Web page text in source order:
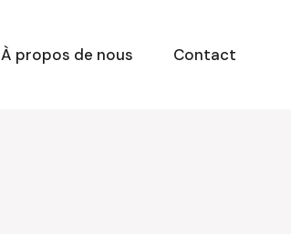
À propos de nous
Contact